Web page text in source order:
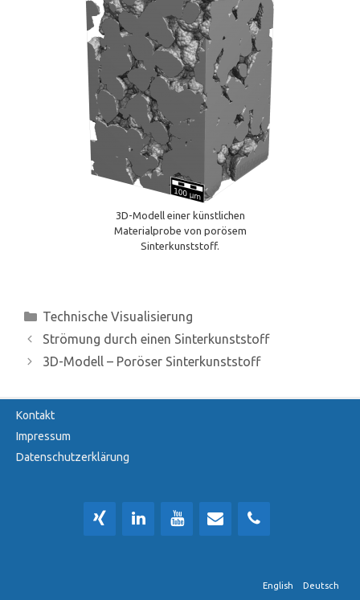
3D-Modell einer künstlichen
Materialprobe von porösem
Sinterkunststoff.
Kategorien
Technische Visualisierung
Strömung durch einen Sinterkunststoff
3D-Modell – Poröser Sinterkunststoff
Kontakt
Impressum
Datenschutzerklärung
Deutsch
English